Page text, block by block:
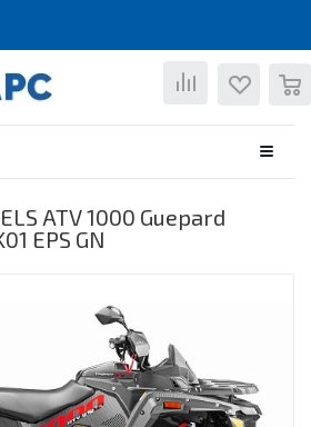
ATV 1000 Guepard
EPS GN